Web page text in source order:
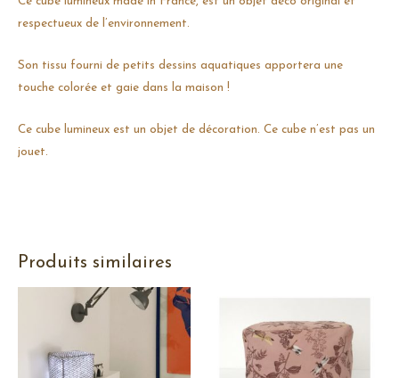
respectueux de l’environnement.
Son tissu fourni de petits dessins aquatiques apportera une
touche colorée et gaie dans la maison !
Ce cube lumineux est un objet de décoration. Ce cube n’est pas un
jouet.
Produits similaires